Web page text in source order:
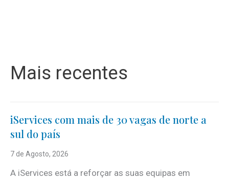
Mais recentes
iServices com mais de 30 vagas de norte a
sul do país
7 de Agosto, 2026
A iServices está a reforçar as suas equipas em